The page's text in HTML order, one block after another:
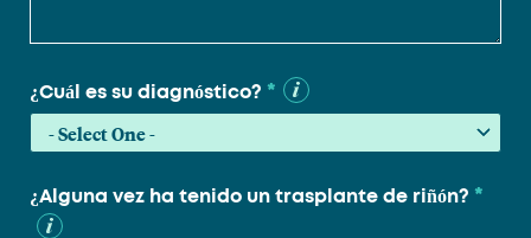
¿Cuál es su diagnóstico? *
¿Alguna vez ha tenido un trasplante de riñón? *